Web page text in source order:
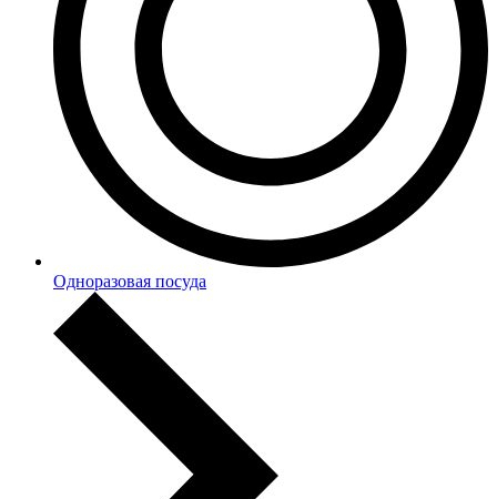
Одноразовая посуда